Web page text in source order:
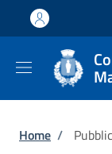
Salta al contenuto
Skip to footer content
Briciole
Home /